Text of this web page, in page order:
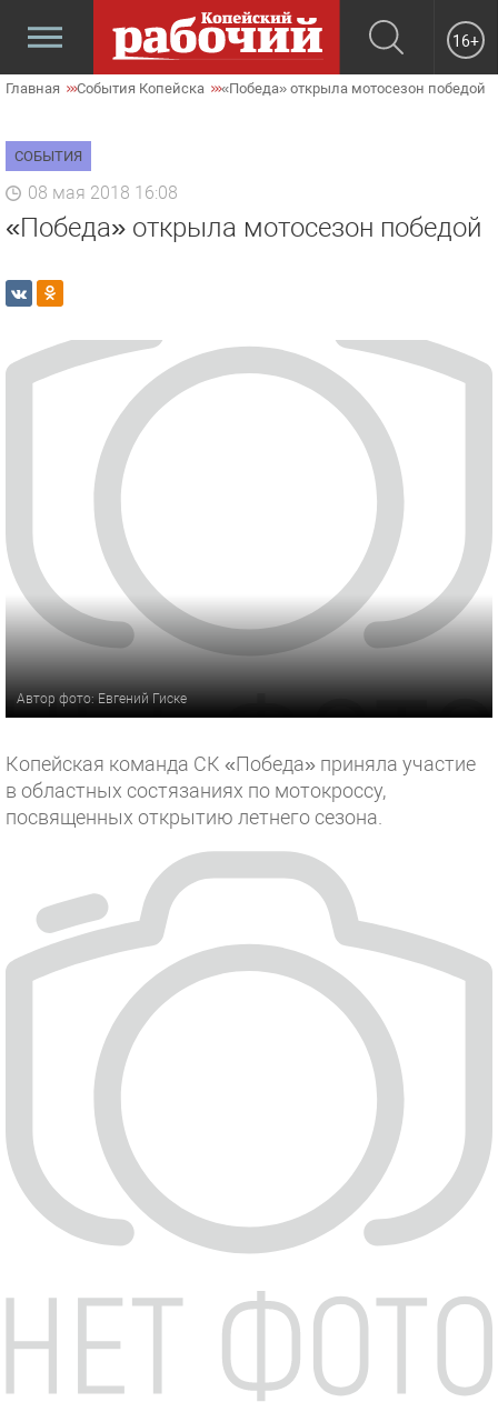
16+
Главная События Копейска «Победа» открыла мотосезон победой
СОБЫТИЯ
08 мая 2018 16:08
«Победа» открыла мотосезон победой
Автор фото: Евгений Гиске
Копейская команда СК «Победа» приняла участие
в областных состязаниях по мотокроссу,
посвященных открытию летнего сезона.